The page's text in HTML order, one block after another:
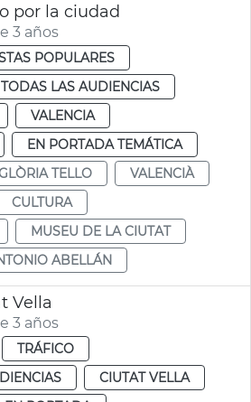
por la ciudad
3 años
POPULARES
TODAS LAS AUDIENCIAS
VALENCIA
EN PORTADA TEMÁTICA
TELLO
VALENCIÀ
CULTURA
MUSEU DE LA CIUTAT
ABELLÁN
Vella
3 años
TRÁFICO
CIUTAT VELLA